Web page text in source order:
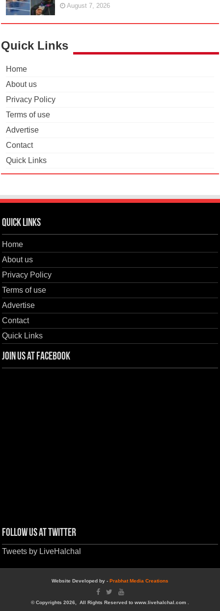
August 7, 2026
Quick Links
Home
About us
Privacy Policy
Terms of use
Advertise
Contact
Quick Links
Quick Links
Home
About us
Privacy Policy
Terms of use
Advertise
Contact
Quick Links
Join us at Facebook
Follow us at Twitter
Tweets by LiveHalchal
Website Developed by - Prabhat Media Creations
© Copyrights 2026, All Rights Reserved to www.livehalchal.com .